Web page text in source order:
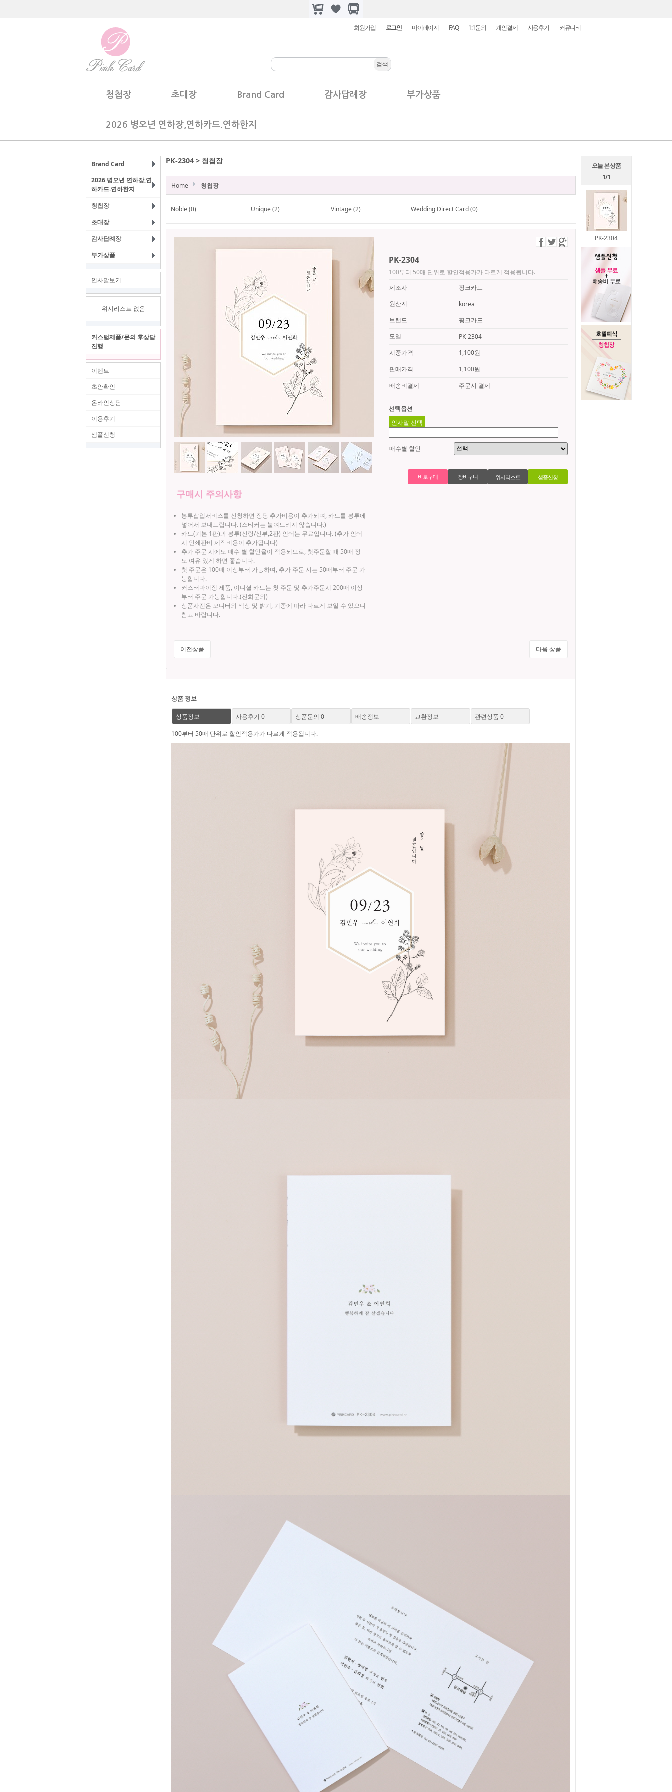
회원가입 로그인 마이페이지 FAQ 1:1문의 개인결제 사용후기 커뮤니티
청첩장 초대장 Brand Card 감사답례장 부가상품
2026 병오년 연하장,연하카드.연하한지
오늘 본 상품
1/1
PK-2304
Brand Card
2026 병오년 연하장,연
하카드.연하한지
청첩장
초대장
감사답례장
부가상품
인사말보기
위시리스트 없음
커스텀제품/문의 후상담
진행
이벤트
초안확인
온라인상담
이용후기
샘플신청
PK-2304 > 청첩장
Home 청첩장
Noble (0) Unique (2) Vintage (2) Wedding Direct Card (0)
구매시 주의사항
봉투삽입서비스를 신청하면 장당 추가비용이 추가되며, 카드를 봉투에
넣어서 보내드립니다. (스티커는 붙여드리지 않습니다.)
카드(기본 1판)과 봉투(신랑/신부,2판) 인쇄는 무료입니다. (추가 인쇄
시 인쇄판비 제작비용이 추가됩니다)
추가 주문 시에도 매수 별 할인율이 적용되므로, 첫주문할 때 50매 정
도 여유 있게 하면 좋습니다.
첫 주문은 100매 이상부터 가능하며, 추가 주문 시는 50매부터 주문 가
능합니다.
커스터마이징 제품, 이니셜 카드는 첫 주문 및 추가주문시 200매 이상
부터 주문 가능합니다.(전화문의)
상품사진은 모니터의 색상 및 밝기, 기종에 따라 다르게 보일 수 있으니
참고 바랍니다.
PK-2304
100부터 50매 단위로 할인적용가가 다르게 적용됩니다.
제조사
핑크카드
원산지
korea
브랜드
핑크카드
모델
PK-2304
시중가격
1,100원
판매가격
1,100원
배송비결제
주문시 결제
선택옵션
인사말 선택
매수별 할인
위시리스트 샘플신청
이전상품 다음 상품
상품 정보
상품정보 사용후기 0 상품문의 0 배송정보 교환정보 관련상품 0
100부터 50매 단위로 할인적용가가 다르게 적용됩니다.